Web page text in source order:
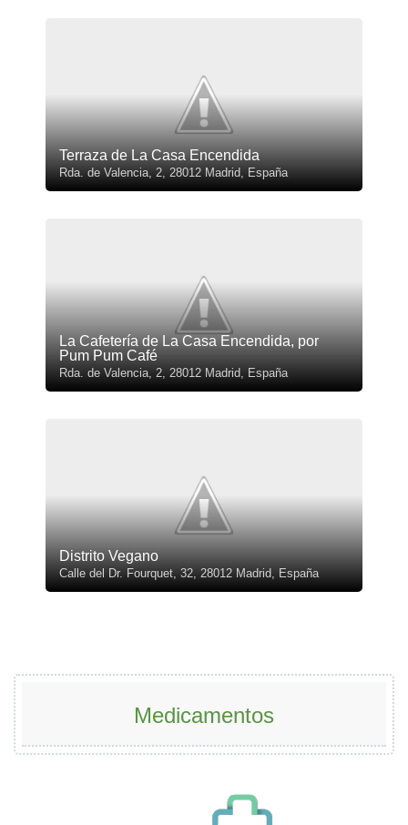
Terraza de La Casa Encendida
Rda. de Valencia, 2, 28012 Madrid, España
La Cafetería de La Casa Encendida, por
Pum Pum Café
Rda. de Valencia, 2, 28012 Madrid, España
Distrito Vegano
Calle del Dr. Fourquet, 32, 28012 Madrid, España
Medicamentos